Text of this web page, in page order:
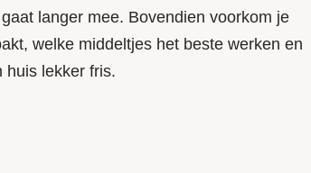
langer mee. Bovendien voorkom je
welke middeltjes het beste werken en
huis lekker fris.